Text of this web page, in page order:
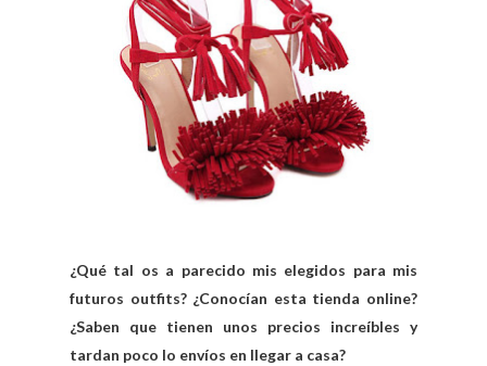
¿Qué tal os a parecido mis elegidos para mis
futuros outfits? ¿Conocían esta tienda online?
¿Saben que tienen unos precios increíbles y
tardan poco lo envíos en llegar a casa?